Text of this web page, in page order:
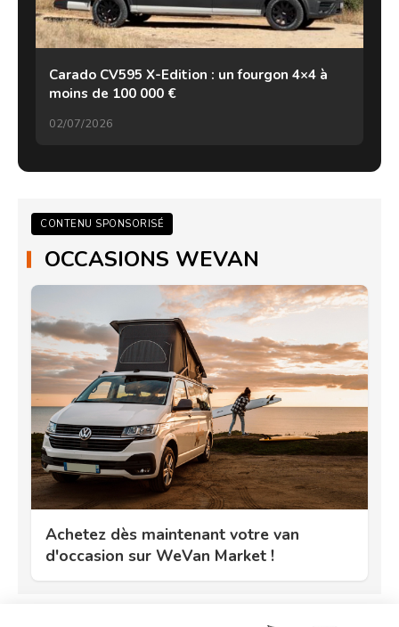
Carado CV595 X-Edition : un fourgon 4×4 à
moins de 100 000 €
02/07/2026
CONTENU SPONSORISÉ
OCCASIONS WEVAN
Achetez dès maintenant votre van
d'occasion sur WeVan Market !